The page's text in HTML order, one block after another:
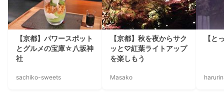
【京都】パワースポット
とグルメの宝庫☆八坂神
社
sachiko-sweets
【京都】秋を夜からサク
ッと♡紅葉ライトアップ
を楽しもう
Masako
【と